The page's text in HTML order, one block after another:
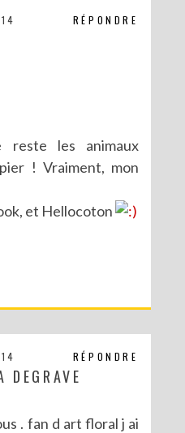
RÉPONDRE
reste les animaux
! Vraiment, mon
et Hellocoton
RÉPONDRE
DEGRAVE
. fan d art floral j ai